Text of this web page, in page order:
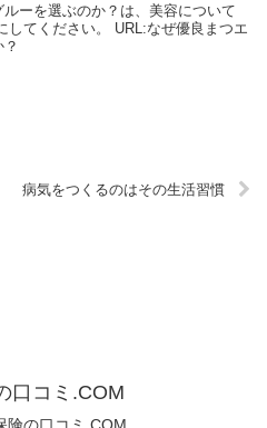
ーを選ぶのか？は、美容について
してください。 URL:なぜ優良まつエ
病気をつくるのはその生活習慣
口コミ.COM